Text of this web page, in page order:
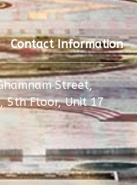
Contact Information
Street,
5th Floor, Unit 17